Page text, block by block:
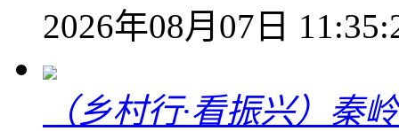
2026年08月07日
（乡村行·看振兴）秦